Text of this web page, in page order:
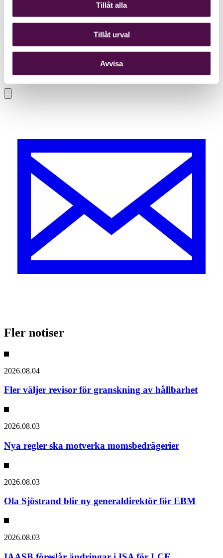
Tillåt alla
Tillåt urval
Avvisa
Fler notiser
2026.08.04
Fler väljer revisor för granskning av hållbarhet
2026.08.03
Nya regler ska motverka momsbedrägerier
2026.08.03
Ola Sjöstrand blir ny generaldirektör för EBM
2026.08.03